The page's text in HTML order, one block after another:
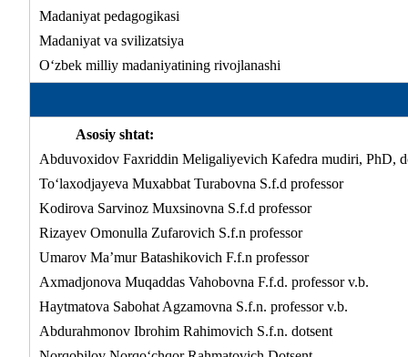
Madaniyat pedagogikasi
Madaniyat va svilizatsiya
O‘zbek milliy madaniyatining rivojlanashi
Asosiy shtat:
Abduvoxidov Faxriddin Meligaliyevich Kafedra mudiri, PhD,
To‘laxodjayeva Muxabbat Turabovna S.f.d professor
Kodirova Sarvinoz Muxsinovna S.f.d professor
Rizayev Omonulla Zufarovich S.f.n professor
Umarov Ma’mur Batashikovich F.f.n professor
Axmadjonova Muqaddas Vahobovna F.f.d. professor v.b.
Haytmatova Sabohat Agzamovna S.f.n. professor v.b.
Abdurahmonov Ibrohim Rahimovich S.f.n. dotsent